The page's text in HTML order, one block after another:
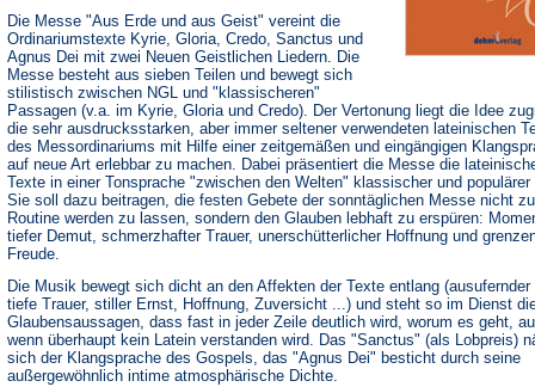
Die Messe "Aus Erde und aus Geist" vereint die
Ordinariumstexte Kyrie, Gloria, Credo, Sanctus und
Agnus Dei mit zwei Neuen Geistlichen Liedern. Die
Messe besteht aus sieben Teilen und bewegt sich
stilistisch zwischen NGL und "klassischeren"
Passagen (v.a. im Kyrie, Gloria und Credo). Der Vertonung liegt die Idee
die sehr ausdrucksstarken, aber immer seltener verwendeten lateinischen
des Messordinariums mit Hilfe einer zeitgemäßen und eingängigen
auf neue Art erlebbar zu machen. Dabei präsentiert die Messe die
Texte in einer Tonsprache "zwischen den Welten" klassischer und
Sie soll dazu beitragen, die festen Gebete der sonntäglichen Messe nicht
Routine werden zu lassen, sondern den Glauben lebhaft zu erspüren:
tiefer Demut, schmerzhafter Trauer, unerschütterlicher Hoffnung und
Freude.
Die Musik bewegt sich dicht an den Affekten der Texte entlang (ausufernder
tiefe Trauer, stiller Ernst, Hoffnung, Zuversicht ...) und steht so im Dienst
Glaubensaussagen, dass fast in jeder Zeile deutlich wird, worum es geht,
wenn überhaupt kein Latein verstanden wird. Das "Sanctus" (als Lobpreis)
sich der Klangsprache des Gospels, das "Agnus Dei" besticht durch seine
außergewöhnlich intime atmosphärische Dichte.